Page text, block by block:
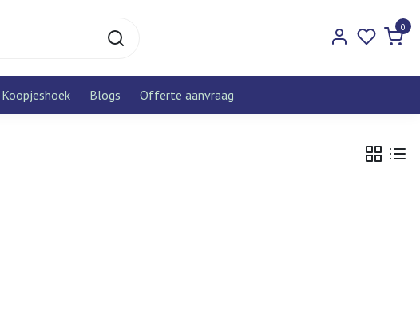
0
Koopjeshoek Blogs Offerte aanvraag